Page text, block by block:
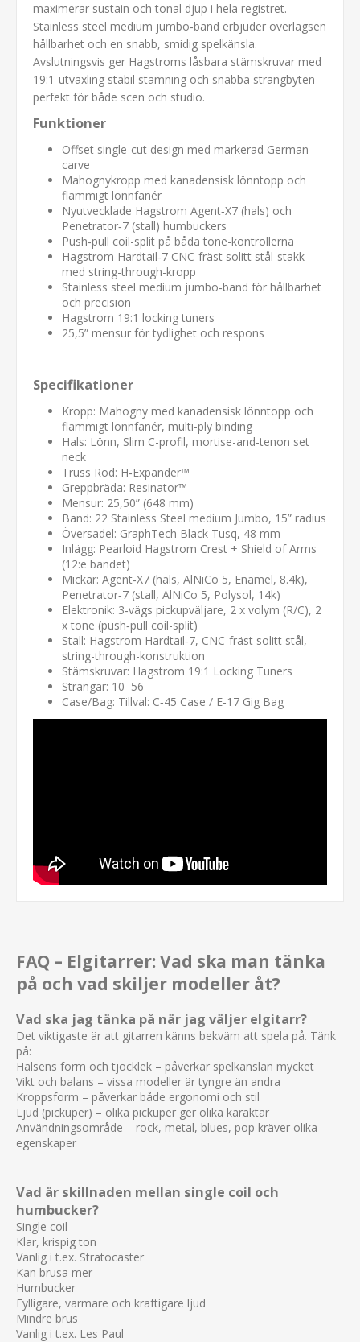
maximerar sustain och tonal djup i hela registret.
Stainless steel medium jumbo‑band erbjuder överlägsen
hållbarhet och en snabb, smidig spelkänsla.
Avslutningsvis ger Hagstroms låsbara stämskruvar med
19:1-utväxling stabil stämning och snabba strängbyten –
perfekt för både scen och studio.
Funktioner
Offset single-cut design med markerad German
carve
Mahognykropp med kanadensisk lönntopp och
flammigt lönnfanér
Nyutvecklade Hagstrom Agent‑X7 (hals) och
Penetrator‑7 (stall) humbuckers
Push‑pull coil-split på båda tone-kontrollerna
Hagstrom Hardtail‑7 CNC-fräst solitt stål-stakk
med string-through-kropp
Stainless steel medium jumbo‑band för hållbarhet
och precision
Hagstrom 19:1 locking tuners
25,5” mensur för tydlighet och respons
Specifikationer
Kropp: Mahogny med kanadensisk lönntopp och
flammigt lönnfanér, multi-ply binding
Hals: Lönn, Slim C-profil, mortise-and-tenon set
neck
Truss Rod: H‑Expander™
Greppbräda: Resinator™
Mensur: 25,50” (648 mm)
Band: 22 Stainless Steel medium Jumbo, 15” radius
Översadel: GraphTech Black Tusq, 48 mm
Inlägg: Pearloid Hagstrom Crest + Shield of Arms
(12:e bandet)
Mickar: Agent‑X7 (hals, AlNiCo 5, Enamel, 8.4k),
Penetrator‑7 (stall, AlNiCo 5, Polysol, 14k)
Elektronik: 3‑vägs pickupväljare, 2 x volym (R/C), 2
x tone (push‑pull coil-split)
Stall: Hagstrom Hardtail‑7, CNC-fräst solitt stål,
string-through-konstruktion
Stämskruvar: Hagstrom 19:1 Locking Tuners
Strängar: 10–56
Case/Bag: Tillval: C‑45 Case / E‑17 Gig Bag
FAQ – Elgitarrer: Vad ska man tänka
på och vad skiljer modeller åt?
Vad ska jag tänka på när jag väljer elgitarr?
Det viktigaste är att gitarren känns bekväm att spela på. Tänk
på:
Halsens form och tjocklek – påverkar spelkänslan mycket
Vikt och balans – vissa modeller är tyngre än andra
Kroppsform – påverkar både ergonomi och stil
Ljud (pickuper) – olika pickuper ger olika karaktär
Användningsområde – rock, metal, blues, pop kräver olika
egenskaper
Vad är skillnaden mellan single coil och
humbucker?
Single coil
Klar, krispig ton
Vanlig i t.ex. Stratocaster
Kan brusa mer
Humbucker
Fylligare, varmare och kraftigare ljud
Mindre brus
Vanlig i t.ex. Les Paul